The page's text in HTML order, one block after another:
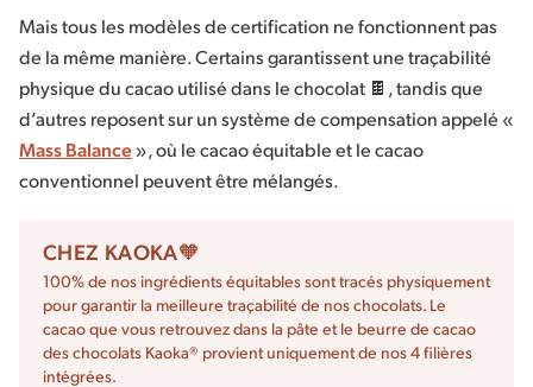
Mais tous les modèles de certification ne fonctionnent pas
de la même manière. Certains garantissent une traçabilité
physique du cacao utilisé dans le chocolat 🍫, tandis que
d’autres reposent sur un système de compensation appelé «
Mass Balance», où le cacao équitable et le cacao
conventionnel peuvent être mélangés.
CHEZ KAOKA🧡
100% de nos ingrédients équitables sont tracés physiquement
pour garantir la meilleure traçabilité de nos chocolats. Le
cacao que vous retrouvez dans la pâte et le beurre de cacao
des chocolats Kaoka® provient uniquement de nos 4 filières
intégrées.